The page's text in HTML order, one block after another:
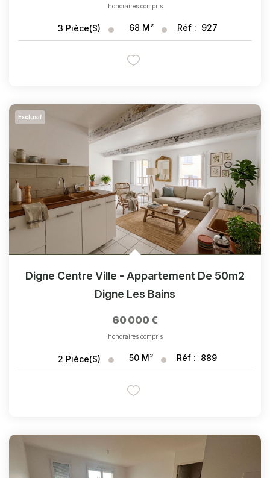
honoraires compris
3 Pièce(s) 68 M² Réf : 927
Exclusif
Digne Centre Ville - Appartement De 50m2
Digne Les Bains
60 000 €
honoraires compris
2 Pièce(s) 50 M² Réf : 889